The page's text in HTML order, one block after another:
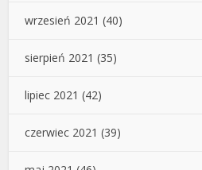
wrzesień 2021 (40)
sierpień 2021 (35)
lipiec 2021 (42)
czerwiec 2021 (39)